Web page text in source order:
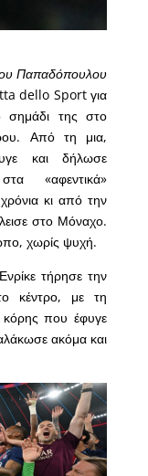
Παπαδόπουλου
dello Sport για
σημάδι της στο
Από τη μια,
και δήλωσε
«αφεντικά»
κι από την
στο Μόναχο.
χωρίς ψυχή.
τήρησε την
κέντρο, με τη
κόρης που έφυγε
ακόμα και